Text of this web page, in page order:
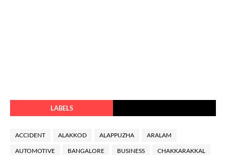
LABELS
ACCIDENT ALAKKOD ALAPPUZHA ARALAM
AUTOMOTIVE BANGALORE BUSINESS CHAKKARAKKAL